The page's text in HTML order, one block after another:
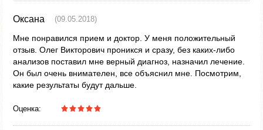
Оксана (09.05.2018)
Мне понравился прием и доктор. У меня положительный
отзыв. Олег Викторович проникся и сразу, без каких-либо
анализов поставил мне верный диагноз, назначил лечение.
Он был очень внимателен, все объяснил мне. Посмотрим,
какие результаты будут дальше.
Оценка: